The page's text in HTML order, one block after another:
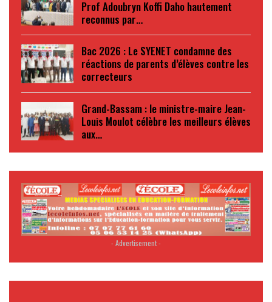
Prof Adoubryn Koffi Daho hautement
reconnus par…
Bac 2026 : Le SYENET condamne des
réactions de parents d’élèves contre les
correcteurs
Grand-Bassam : le ministre-maire Jean-
Louis Moulot célèbre les meilleurs élèves
aux…
- Advertisement -